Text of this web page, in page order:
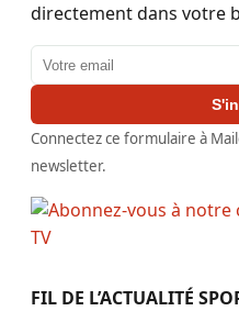
directement dans votre
Adresse email
Connectez ce formulaire à
newsletter.
FIL DE L’ACTUALITÉ